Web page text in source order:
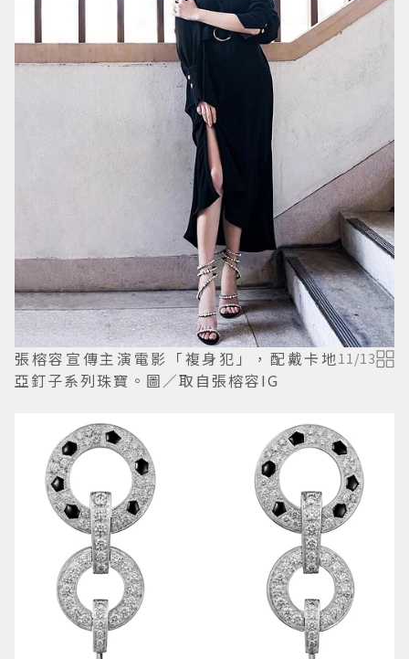
張榕容宣傳主演電影「複身犯」，配戴卡地
亞釘子系列珠寶。圖／取自張榕容IG
11/13